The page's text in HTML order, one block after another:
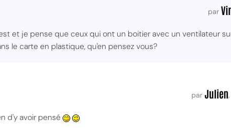
par
et je pense que ceux qui ont un boitier avec un ventilateur
le carte en plastique, qu'en pensez vous?
par Julien
d'y avoir pensé